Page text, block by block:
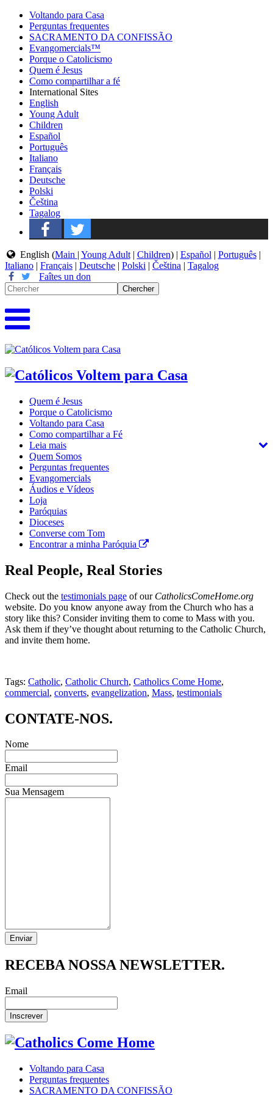
Voltando para Casa
Perguntas frequentes
SACRAMENTO DA CONFISSÃO
Evangomercials™
Porque o Catolicismo
Quem é Jesus
Como compartilhar a fé
International Sites
English
Young Adult
Children
Español
Português
Italiano
Français
Deutsche
Polski
Čeština
Tagalog
English (Main | Young Adult| Children) | Español | Português|
Italiano | Français | Deutsche | Polski | Čeština | Tagalog
Faîtes un don
Quem é Jesus
Porque o Catolicismo
Voltando para Casa
Como compartilhar a Fé
Leia mais
Quem Somos
Perguntas frequentes
Evangomercials
Áudios e Vídeos
Loja
Paróquias
Dioceses
Converse com Tom
Encontrar a minha Paróquia
Real People, Real Stories
Check out the testimonials page of our CatholicsComeHome.org
website. Do you know anyone away from the Church who has a
story like this? Consider inviting them to come to Mass with you.
Ask them if they’ve thought about returning to the Catholic Church,
and invite them home.
Tags: Catholic, Catholic Church, Catholics Come Home,
commercial, converts, evangelization, Mass, testimonials
CONTATE-NOS.
Nome
Email
Sua Mensagem
RECEBA NOSSA NEWSLETTER.
Email
Voltando para Casa
Perguntas frequentes
SACRAMENTO DA CONFISSÃO